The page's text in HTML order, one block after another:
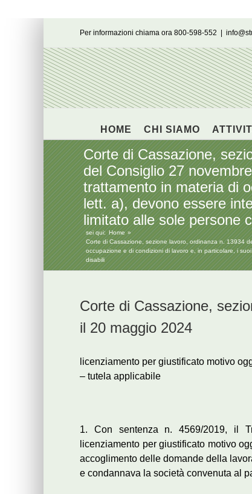
Per informazioni chiama ora 800-598-552
HOME CHI SIAMO
Corte di Cassazione,
del Consiglio 27
trattamento in materia di
lett. a), devono essere
limitato alle sole persone
sei qui: Home
Corte di Cassazione, sezione lavoro, ordinanza n. 13934
occupazione e di condizioni di lavoro e, in particolare, i
disabili
Corte di Cassazione,
il 20 maggio 2024
licenziamento per giustificato motivo
– tutela applicabile
1. Con sentenza n. 4569/2019, il
licenziamento per giustificato motivo
accoglimento delle domande della
e condannava la società convenuta al